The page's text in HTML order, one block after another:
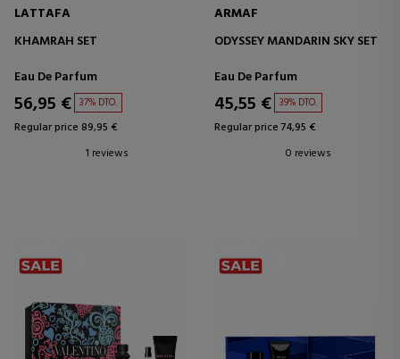
LATTAFA
KHAMRAH SET
Eau De Parfum
56,95 € 37% DTO.
Regular price 89,95 €
1 reviews
ARMAF
ODYSSEY MANDARIN SKY SET
Eau De Parfum
45,55 € 39% DTO.
Regular price 74,95 €
0 reviews